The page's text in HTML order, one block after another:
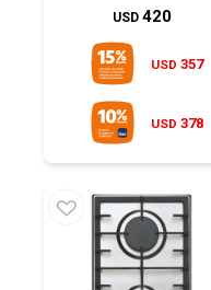
USD 420
USD 357
USD 378